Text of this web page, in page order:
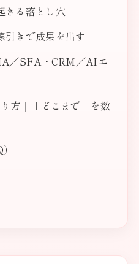
きる落とし穴
引きで成果を出す
／SFA・CRM／AIエ
方｜「どこまで」を数